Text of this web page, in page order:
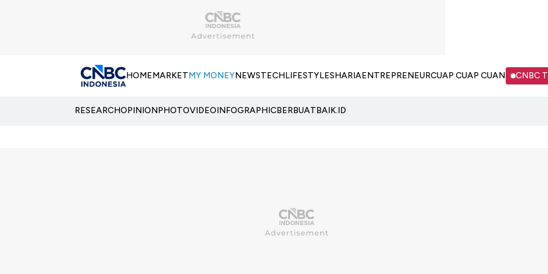
HOMEMARKETMY MONEYNEWSTECHLIFESTYLESHARIAENTREPRENEURCUAP CUAP CUAN CNBC
RESEARCHOPINIONPHOTOVIDEOINFOGRAPHICBERBUATBAIK.ID